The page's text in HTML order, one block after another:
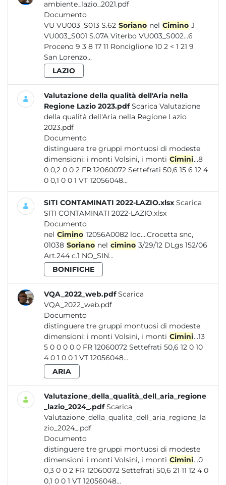
ambiente_lazio_2021.pdf
Documento
VU VU003_S013 S.62 Soriano nel Cimino
VU003_S001 S.07A Viterbo VU003_S002...6
Proceno 9 3 8 17 11 Ronciglione 10 2 < 1 21 9
San Lorenzo...
LAZIO
Valutazione della qualità dell'Aria nella
Regione Lazio 2023.pdf Scarica Valutazione
della qualità dell'Aria nella Regione Lazio
2023.pdf
Documento
distinguere tre gruppi montuosi di modeste
dimensioni: i monti Volsini, i monti Cimini...8
0 0,2 0 0 2 FR 12060072 Settefrati 50,6 15 6 12 4
0 0,1 0 0 1 VT 12056048...
SITI CONTAMINATI 2022-LAZIO.xlsx Scarica
SITI CONTAMINATI 2022-LAZIO.xlsx
Documento
nel Cimino 12056A0082 loc....Crocetta snc,
01038 Soriano nel cimino 3/29/12 DLgs 152/06
Art.244 c.1 NO_SIN...
BONIFICHE
VQA_2022_web.pdf Scarica
VQA_2022_web.pdf
Documento
distinguere tre gruppi montuosi di modeste
dimensioni: i monti Volsini, i monti Cimini...13
5 0 0 0 0 0 FR 12060072 Settefrati 50,6 12 0 10
4 0 1 0 0 1 VT 12056048...
ARIA
Valutazione_della_qualità_dell_aria_regione
_lazio_2024_.pdf Scarica
Valutazione_della_qualità_dell_aria_regione_la
zio_2024_.pdf
Documento
distinguere tre gruppi montuosi di modeste
dimensioni: i monti Volsini, i monti Cimini...0
0,3 0 0 2 FR 12060072 Settefrati 50,6 21 11 12 4 0
0,1 0 0 1 VT 12056048...